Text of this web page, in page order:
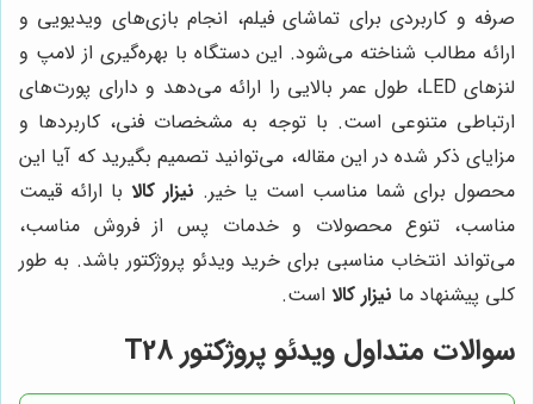
صرفه و کاربردی برای تماشای فیلم، انجام بازی‌های ویدیویی و
ارائه مطالب شناخته می‌شود. این دستگاه با بهره‌گیری از لامپ و
لنزهای LED، طول عمر بالایی را ارائه می‌دهد و دارای پورت‌های
ارتباطی متنوعی است. با توجه به مشخصات فنی، کاربردها و
مزایای ذکر شده در این مقاله، می‌توانید تصمیم بگیرید که آیا این
محصول برای شما مناسب است یا خیر. نیزار کالا با ارائه قیمت
مناسب، تنوع محصولات و خدمات پس از فروش مناسب،
می‌تواند انتخاب مناسبی برای خرید ویدئو پروژکتور باشد. به طور
کلی پیشنهاد ما نیزار کالا است.
سوالات متداول ویدئو پروژکتور T28